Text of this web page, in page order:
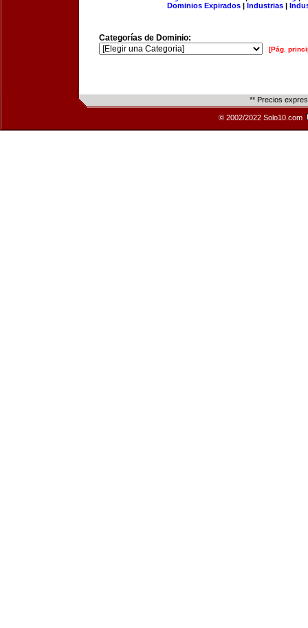
Dominios Expirados | Industrias |
Categorías de Dominio:
[Pág.
** Precios
© 2002/2022 Solo10.com